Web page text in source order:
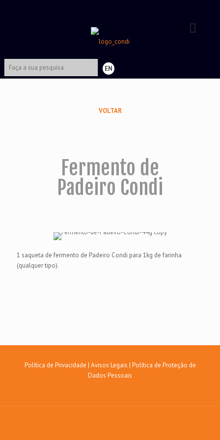
EN
VOLTAR
Fermento de
Padeiro Condi
1 saqueta de fermento de Padeiro Condi para 1kg de farinha
(qualquer tipo).
Política de Privacidade | Avisos Legais | Política de Proteção de
Dados Pessoais